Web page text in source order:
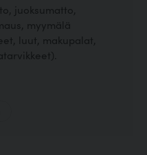
juoksumatto,
myymälä
luut, makupalat,